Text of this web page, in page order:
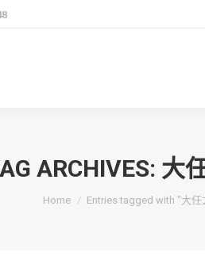
ARCHIVES: 大
You are here:
Home Entries tagged with "大任